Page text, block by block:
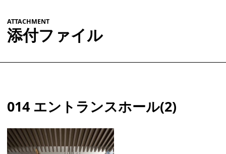
ATTACHMENT
添付ファイル
014 エントランスホール(2)